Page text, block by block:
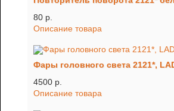
80 p.
Описание товара
Фары головного света 2121*,
4500 p.
Описание товара